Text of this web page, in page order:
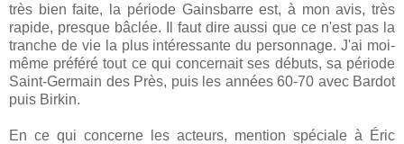
très bien faite, la période Gainsbarre est, à mon avis, très
rapide, presque bâclée. Il faut dire aussi que ce n'est pas la
tranche de vie la plus intéressante du personnage. J'ai moi-
même préféré tout ce qui concernait ses débuts, sa période
Saint-Germain des Près, puis les années 60-70 avec Bardot
puis Birkin.
En ce qui concerne les acteurs, mention spéciale à Éric